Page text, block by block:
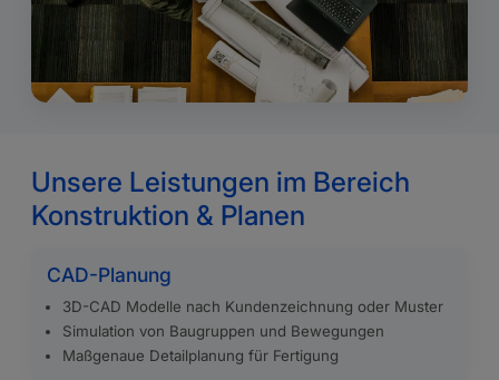
Unsere Leistungen im Bereich
Konstruktion & Planen
CAD-Planung
3D-CAD Modelle nach Kundenzeichnung oder Muster
Simulation von Baugruppen und Bewegungen
Maßgenaue Detailplanung für Fertigung